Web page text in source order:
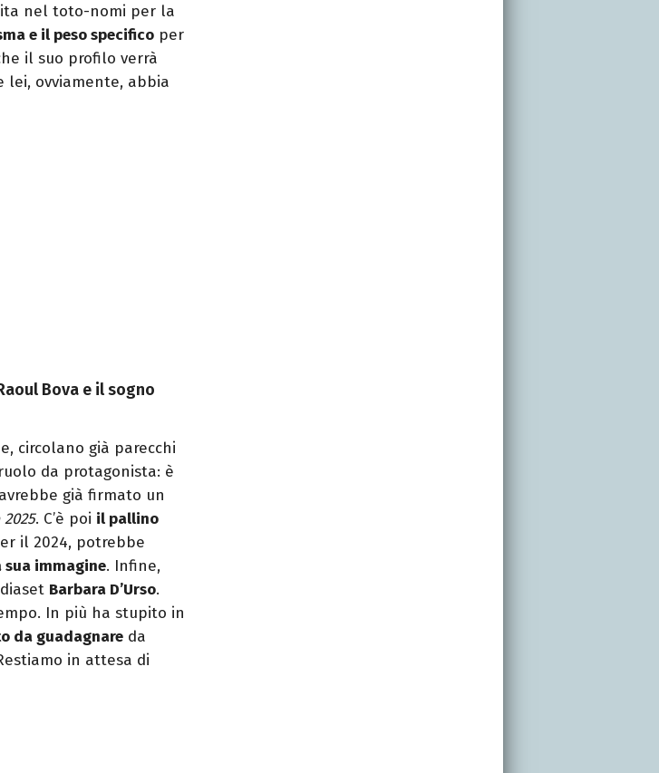
nel toto-nomi per la
e il peso specifico per
il suo profilo verrà
lei, ovviamente, abbia
Bova e il sogno
circolano già parecchi
da protagonista: è
già firmato un
. C’è poi il pallino
il 2024, potrebbe
immagine. Infine,
Barbara D’Urso.
In più ha stupito in
da guadagnare da
in attesa di